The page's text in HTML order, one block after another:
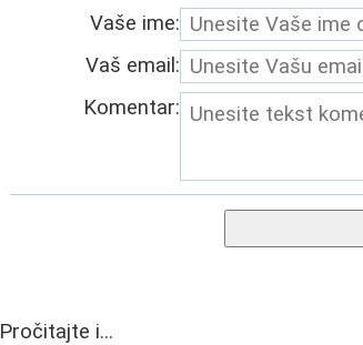
Vaše ime:
Vaš email:
Komentar:
Pročitajte i...